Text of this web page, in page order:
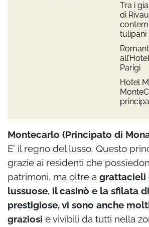
Tra i
di
tulipani
Parigi
Hotel
Montecarlo (Principato di
E’ il regno del lusso. Questo
grazie ai residenti che
patrimoni, ma oltre a grattacieli
lussuose, il casinò e la sfilata
prestigiose, vi sono anche
graziosi e vivibili da tutti nella